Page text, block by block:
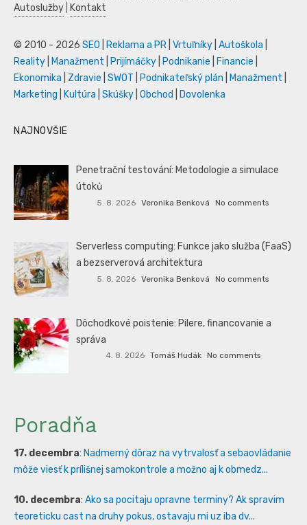
Autoslužby
Kontakt
© 2010 - 2026 SEO Reklama a PR Vrtuľníky Autoškola
Reality
Manažment Prijímáčky Podnikanie Financie
Ekonomika
Zdravie SWOT Podnikateľský plán Manažment
Marketing
Kultúra Skúšky Obchod Dovolenka
NAJNOVŠIE
Penetrační testování: Metodologie a simulace
útoků
5. 8. 2026 Veronika Benková No comments
Serverless computing: Funkce jako služba (FaaS)
a bezserverová architektura
5. 8. 2026 Veronika Benková No comments
Dôchodkové poistenie: Pilere, financovanie a
správa
4. 8. 2026 Tomáš Hudák No comments
Poradňa
17. decembra: Nadmerný dôraz na vytrvalosť a sebaovládanie
môže viesť k prílišnej samokontrole a možno aj k obmedz...
10. decembra: Ako sa pocitaju opravne terminy? Ak spravim
teoreticku cast na druhy pokus, ostavaju mi uz iba dv...